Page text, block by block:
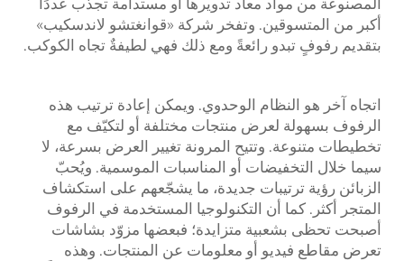
المصنوعة من مواد معاد تدويرها أو مستدامة تجذب عددًا
أكبر من المتسوقين. وتفخر شركة «قوانغتشو لاندسكيب»
بتقديم رفوفٍ تبدو رائعةً ومع ذلك فهي لطيفةٌ تجاه الكوكب.
اتجاه آخر هو النظام الوحدوي. ويمكن إعادة ترتيب هذه
الرفوف بسهولة لعرض منتجات مختلفة أو لتكيّف مع
تخطيطات متنوعة. وتتيح المرونة تغيير العرض بسرعة، لا
سيما خلال التخفيضات أو المناسبات الموسمية. ويُحبّ
الزبائن رؤية ترتيبات جديدة، ما يشجّعهم على استكشاف
المتجر أكثر. كما أن التكنولوجيا المستخدمة في الرفوف
أصبحت تحظى بشعبية متزايدة؛ فبعضها مزوّد بشاشات
تعرض مقاطع فيديو أو معلومات عن المنتجات. وهذه